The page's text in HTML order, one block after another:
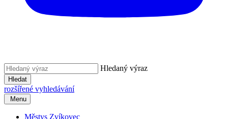
Hledaný výraz
Hledat
rozšířené vyhledávání
Menu
Městys Zvíkovec